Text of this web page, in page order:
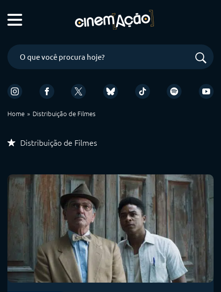
Home Distribuição de Filmes
Distribuição de Filmes